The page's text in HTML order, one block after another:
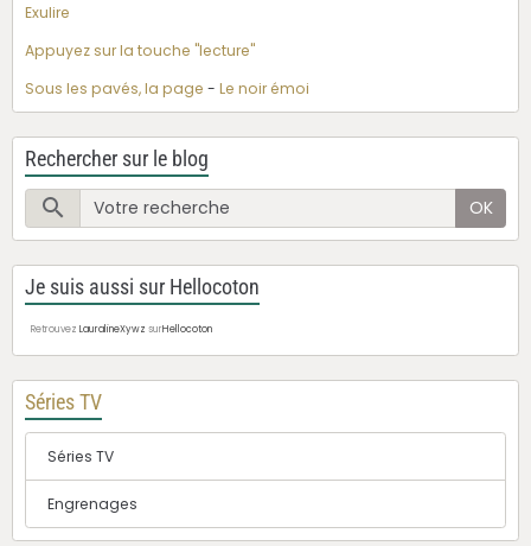
Exulire
Appuyez sur la touche "lecture"
Sous les pavés, la page - Le noir émoi
Rechercher sur le blog
OK
Je suis aussi sur Hellocoton
Retrouvez LauralineXywz surHellocoton
Séries TV
Séries TV
Engrenages